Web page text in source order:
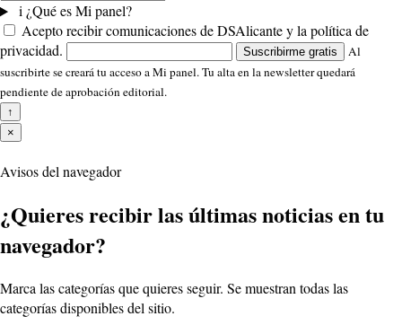
i¿Qué es Mi panel?
Acepto recibir comunicaciones de DSAlicante y la política de
privacidad.
Suscribirme gratis
Al
suscribirte se creará tu acceso a Mi panel. Tu alta en la newsletter quedará
pendiente de aprobación editorial.
↑
×
Avisos del navegador
¿Quieres recibir las últimas noticias en tu
navegador?
Marca las categorías que quieres seguir. Se muestran todas las
categorías disponibles del sitio.